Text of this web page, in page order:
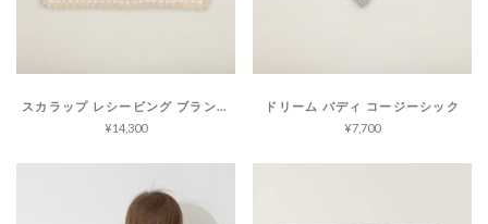
スカラップ レシービング ブランケット コージーシック
¥14,300
ドリーム バディ コージーシック
¥7,700